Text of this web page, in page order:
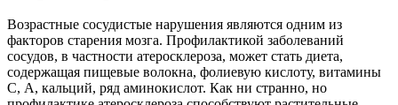
Возрастные сосудистые нарушения являются одним из
факторов старения мозга. Профилактикой заболеваний
сосудов, в частности атеросклероза, может стать диета,
содержащая пищевые волокна, фолиевую кислоту, витамины
С, А, кальций, ряд аминокислот. Как ни странно, но